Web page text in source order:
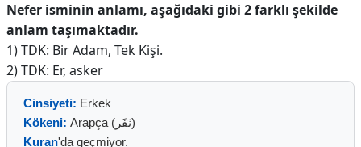
Nefer isminin anlamı, aşağıdaki gibi 2 farklı şekilde
anlam taşımaktadır.
1) TDK: Bir Adam, Tek Kişi.
2) TDK: Er, asker
Cinsiyeti: Erkek
Kökeni:
Arapça (نَفَر)
Kuran'da geçmiyor.